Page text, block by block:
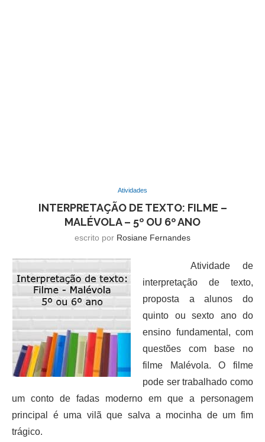
Atividades
INTERPRETAÇÃO DE TEXTO: FILME –
MALÉVOLA – 5º OU 6º ANO
escrito por Rosiane Fernandes
Atividade de
interpretação de texto,
proposta a alunos do
quinto ou sexto ano do
ensino fundamental, com
questões com base no
filme Malévola. O filme
pode ser trabalhado como
um conto de fadas moderno em que a personagem
principal é uma vilã que salva a mocinha de um fim
trágico.